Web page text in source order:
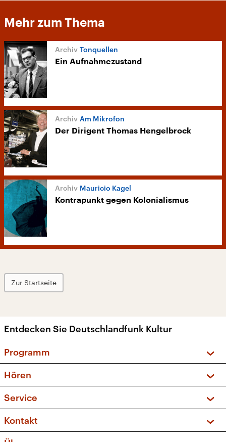
Mehr zum Thema
Tonquellen
Ein Aufnahmezustand
Am Mikrofon
Der Dirigent Thomas Hengelbrock
Mauricio Kagel
Kontrapunkt gegen Kolonialismus
Zur Startseite
Entdecken Sie Deutschlandfunk Kultur
Programm
Sendungen und Podcasts
Musikliste
Kakadu – Das Kinderprogramm
Hören
Frequenzen (UKW + DAB+)
Service
FAQ
Apps
Kontakt